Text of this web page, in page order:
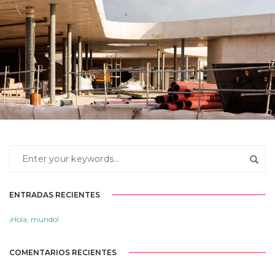
VILLAS DE ABAMA – ACCIONA 1
ENTRADAS RECIENTES
¡Hola, mundo!
COMENTARIOS RECIENTES